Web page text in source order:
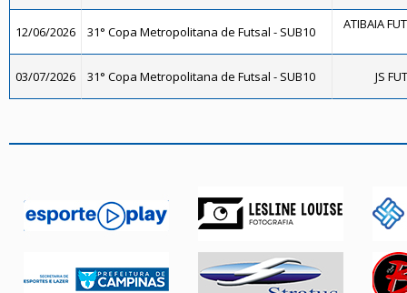
12/06/2026 31° Copa Metropolitana de Futsal - SUB10 ATIBAIA
03/07/2026 31° Copa Metropolitana de Futsal - SUB10 JS